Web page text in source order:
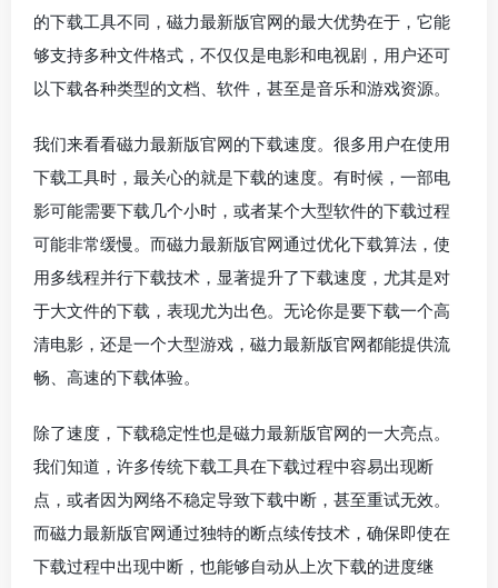
的下载工具不同，磁力最新版官网的最大优势在于，它能
够支持多种文件格式，不仅仅是电影和电视剧，用户还可
以下载各种类型的文档、软件，甚至是音乐和游戏资源。
我们来看看磁力最新版官网的下载速度。很多用户在使用
下载工具时，最关心的就是下载的速度。有时候，一部电
影可能需要下载几个小时，或者某个大型软件的下载过程
可能非常缓慢。而磁力最新版官网通过优化下载算法，使
用多线程并行下载技术，显著提升了下载速度，尤其是对
于大文件的下载，表现尤为出色。无论你是要下载一个高
清电影，还是一个大型游戏，磁力最新版官网都能提供流
畅、高速的下载体验。
除了速度，下载稳定性也是磁力最新版官网的一大亮点。
我们知道，许多传统下载工具在下载过程中容易出现断
点，或者因为网络不稳定导致下载中断，甚至重试无效。
而磁力最新版官网通过独特的断点续传技术，确保即使在
下载过程中出现中断，也能够自动从上次下载的进度继